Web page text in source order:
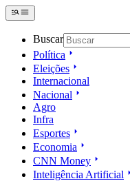
Buscar
Política
Eleições
Internacional
Nacional
Agro
Infra
Esportes
Economia
CNN Money
Inteligência Artificial